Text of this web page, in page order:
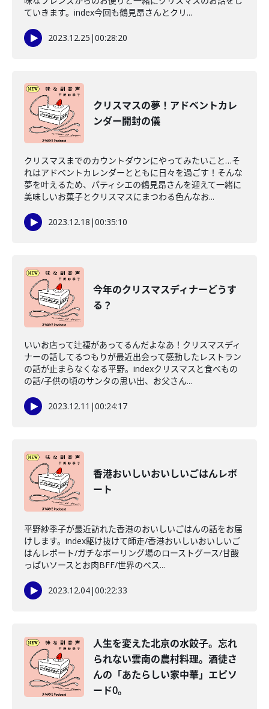
ていきます。index今回も鶴見昂さんとクリ...
2023.12.25 |00:28:20
クリスマスの夢！アドベントカレ
ンダー開封の儀
クリスマスまでのカウントダウンにやってみたいこと…そ
れはアドベントカレンダーとともに日々を過ごす！そんな
夢を叶えるため、パティシエの鶴見昂さんを迎えて一緒に
美味しいお菓子とクリスマスにまつわる色んなお...
2023.12.18 |00:35:10
今年のクリスマスディナーどうす
る？
いいお店って辻褄があってるんだよなあ！クリスマスディ
ナーの話してるつもりが最近出会って感動したレストラン
の話が止まらなくなる平野。indexクリスマスと食べもの
の話/子供の頃のサンタの思い出、お父さん...
2023.12.11 |00:24:17
香港おいしいおいしいごはんレポ
ート
平野紗季子が最近訪れた香港のおいしいごはんの話をお届
けします。index駆け抜けて師走/香港おいしいおいしいご
はんレポート/ガチなボーリング場のローストグース/甘酸
っぱいソースとお肉BFF/世界のベス...
2023.12.04|00:22:33
人生を変えた北京の水餃子。忘れ
られない雲南の農村料理。酒徒さ
んの「あたらしい家中華」エピソ
ード0。